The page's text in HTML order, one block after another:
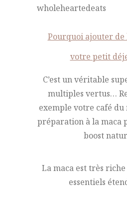
wholeheartedeats
Pourquoi ajouter de
votre petit
C’est un véritable
multiples vertus…
exemple votre café du
préparation à la maca
boost
La maca est très
essentiels